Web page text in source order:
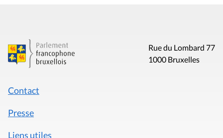
Rue du Lombard 77
1000 Bruxelles
Contact
Presse
Liens utiles